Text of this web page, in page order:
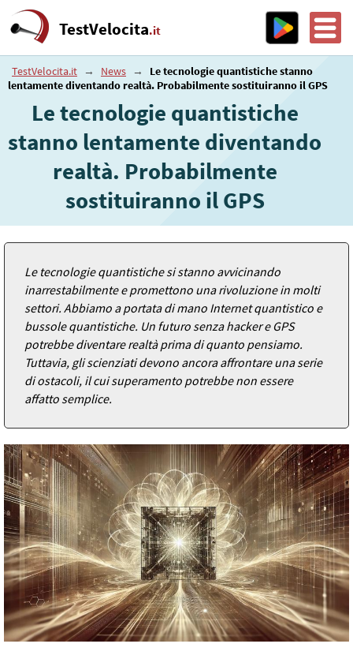
TestVelocita.it
TestVelocita.it → News →
Le tecnologie quantistiche stanno
lentamente diventando realtà. Probabilmente sostituiranno il GPS
Le tecnologie quantistiche
stanno lentamente diventando
realtà. Probabilmente
sostituiranno il GPS
Le tecnologie quantistiche si stanno avvicinando
inarrestabilmente e promettono una rivoluzione in molti
settori. Abbiamo a portata di mano Internet quantistico e
bussole quantistiche. Un futuro senza hacker e GPS
potrebbe diventare realtà prima di quanto pensiamo.
Tuttavia, gli scienziati devono ancora affrontare una serie
di ostacoli, il cui superamento potrebbe non essere
affatto semplice.